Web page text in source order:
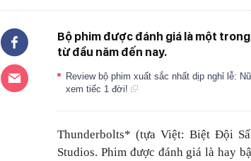
Bộ phim được đánh giá là một
từ đầu năm đến nay.
Review bộ phim xuất sắc nhất dịp nghỉ lễ:
xem tiếc 1 đời!
Thunderbolts* (tựa Việt: Biệt Đội
Studios. Phim được đánh giá là hay